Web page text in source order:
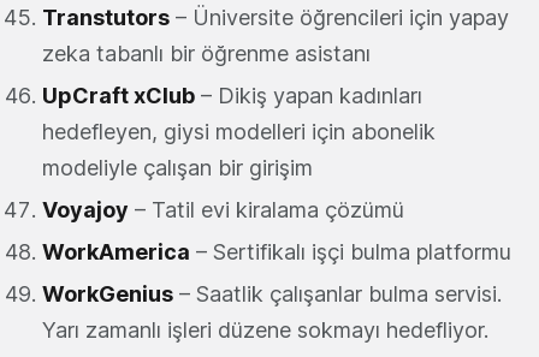
Transtutors – Üniversite öğrencileri için yapay
zeka tabanlı bir öğrenme asistanı
UpCraft xClub – Dikiş yapan kadınları
hedefleyen, giysi modelleri için abonelik
modeliyle çalışan bir girişim
Voyajoy – Tatil evi kiralama çözümü
WorkAmerica – Sertifikalı işçi bulma platformu
WorkGenius – Saatlik çalışanlar bulma servisi.
Yarı zamanlı işleri düzene sokmayı hedefliyor.